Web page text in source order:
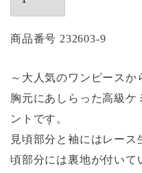
商品番号 232603-9
～大人気のワンピースか
胸元にあしらった高級ケ
ントです。
見頃部分と袖にはレー
頃部分には裏地が付いて